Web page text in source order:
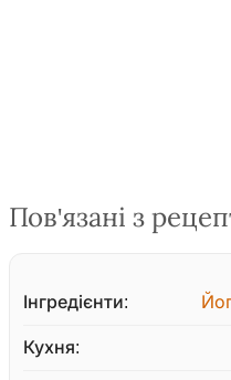
Пов'язані з
Інгредієнти:
Кухня: